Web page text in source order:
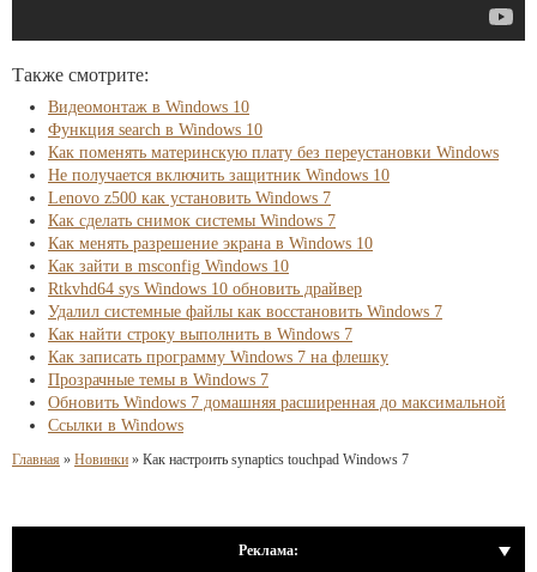
Также смотрите:
Видеомонтаж в Windows 10
Функция search в Windows 10
Как поменять материнскую плату без переустановки Windows
Не получается включить защитник Windows 10
Lenovo z500 как установить Windows 7
Как сделать снимок системы Windows 7
Как менять разрешение экрана в Windows 10
Как зайти в msconfig Windows 10
Rtkvhd64 sys Windows 10 обновить драйвер
Удалил системные файлы как восстановить Windows 7
Как найти строку выполнить в Windows 7
Как записать программу Windows 7 на флешку
Прозрачные темы в Windows 7
Обновить Windows 7 домашняя расширенная до максимальной
Ссылки в Windows
Главная » Новинки » Как настроить synaptics touchpad Windows 7
Реклама: